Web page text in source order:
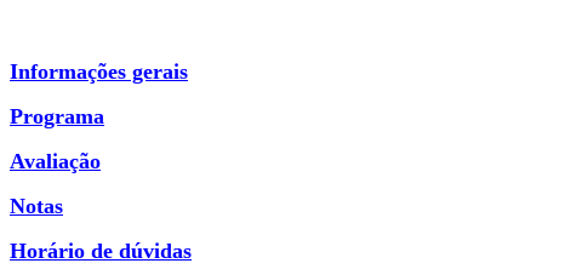
Informações gerais
Programa
Avaliação
Notas
Horário de dúvidas